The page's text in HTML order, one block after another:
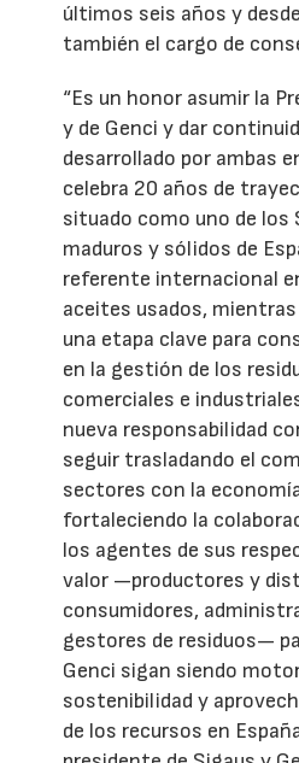
últimos seis años y
también el cargo de
“Es un honor asumir la
y de Genci y dar
desarrollado por ambas
celebra 20 años de
situado como uno de los
maduros y sólidos de
referente internacional
aceites usados,
una etapa clave para
en la gestión de los
comerciales e
nueva responsabilidad
seguir trasladando el
sectores con la
fortaleciendo la
los agentes de sus
valor —productores y
consumidores,
gestores de residuos—
Genci sigan siendo
sostenibilidad y
de los recursos en